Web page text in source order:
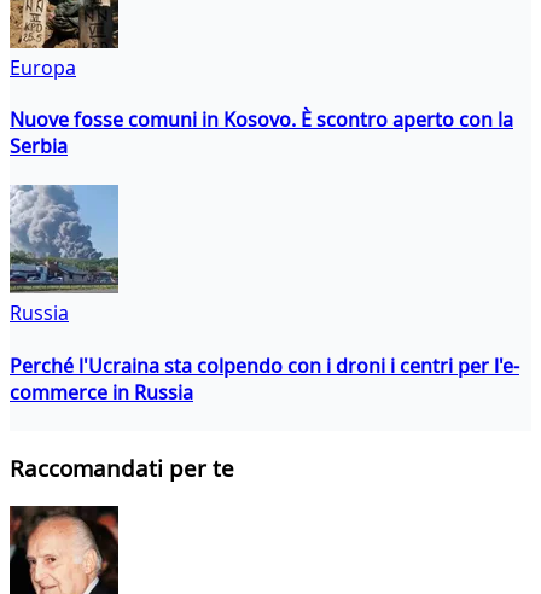
Europa
Nuove fosse comuni in Kosovo. È scontro aperto con la
Serbia
Russia
Perché l'Ucraina sta colpendo con i droni i centri per l'e-
commerce in Russia
Raccomandati per te